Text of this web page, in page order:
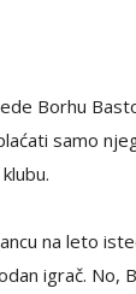
Borhu
samo
na leto
igrač. No,